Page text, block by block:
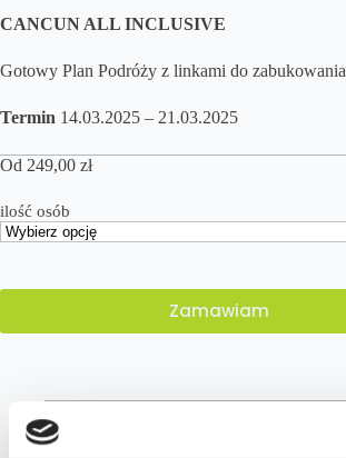
CANCUN ALL INCLUSIVE
Gotowy Plan Podróży z linkami do zabukowania
Termin 14.03.2025 – 21.03.2025
Od 249,00 zł
ilość osób
Zamawiam